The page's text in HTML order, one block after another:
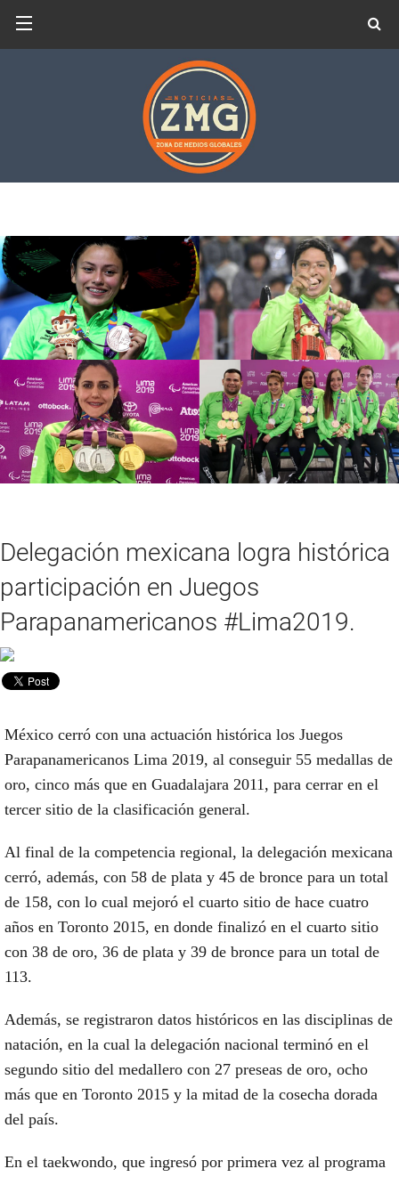
Delegación mexicana logra histórica
participación en Juegos
Parapanamericanos #Lima2019.
México cerró con una actuación histórica los Juegos
Parapanamericanos Lima 2019, al conseguir 55 medallas de
oro, cinco más que en Guadalajara 2011, para cerrar en el
tercer sitio de la clasificación general.
Al final de la competencia regional, la delegación mexicana
cerró, además, con 58 de plata y 45 de bronce para un total
de 158, con lo cual mejoró el cuarto sitio de hace cuatro
años en Toronto 2015, en donde finalizó en el cuarto sitio
con 38 de oro, 36 de plata y 39 de bronce para un total de
113.
Además, se registraron datos históricos en las disciplinas de
natación, en la cual la delegación nacional terminó en el
segundo sitio del medallero con 27 preseas de oro, ocho
más que en Toronto 2015 y la mitad de la cosecha dorada
del país.
En el taekwondo, que ingresó por primera vez al programa